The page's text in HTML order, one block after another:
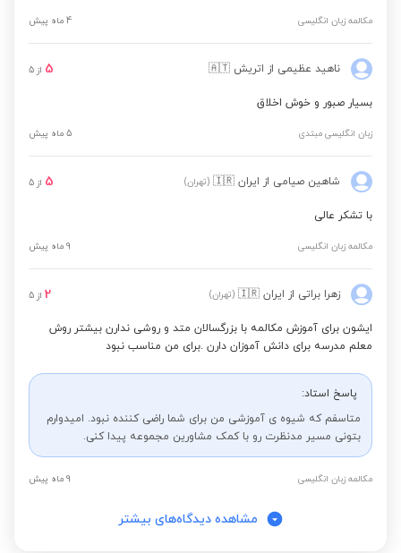
مکالمه زبان انگلیسی 4 ماه پیش
ناهید عظیمی از اتریش 🇦🇹
5 از 5
بسیار صبور و خوش اخلاق
زبان انگلیسی مبتدی 5 ماه پیش
شاهین صیامی از ایران 🇮🇷 (تهران) 5 از 5
با تشکر عالی
مکالمه زبان انگلیسی 9 ماه پیش
زهرا براتی از ایران 🇮🇷 (تهران) 2 از 5
ایشون برای آموزش مکالمه با بزرگسالان متد و روشی ندارن بیشتر روش
معلم مدرسه برای دانش آموزان دارن .برای من مناسب نبود
پاسخ استاد:
متاسفم که شیوه ی آموزشی من برای شما راضی کننده نبود. امیدوارم
بتونی مسیر مدنظرت رو با کمک مشاورین مجموعه پیدا کنی.
مکالمه زبان انگلیسی 9 ماه پیش
مشاهده دیدگاه‌های بیشتر